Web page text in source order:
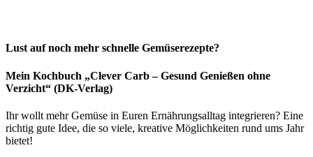
Lust auf noch mehr schnelle Gemüserezepte?
Mein Kochbuch „Clever Carb – Gesund Genießen ohne
Verzicht“ (DK-Verlag)
Ihr wollt mehr Gemüse in Euren Ernährungsalltag integrieren? Eine
richtig gute Idee, die so viele, kreative Möglichkeiten rund ums Jahr
bietet!